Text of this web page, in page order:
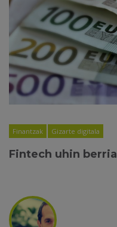
Finantzak Gizarte digitala
Fintech uhin berria